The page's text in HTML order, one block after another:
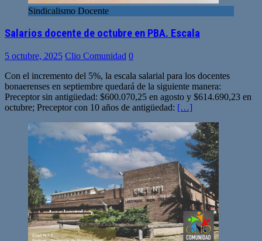
Sindicalismo Docente
Salarios docente de octubre en PBA. Escala
5 octubre, 2025 Clio Comunidad 0
Con el incremento del 5%, la escala salarial para los docentes
bonaerenses en septiembre quedará de la siguiente manera:
Preceptor sin antigüedad: $600.070,25 en agosto y $614.690,23 en
octubre; Preceptor con 10 años de antigüedad: […]